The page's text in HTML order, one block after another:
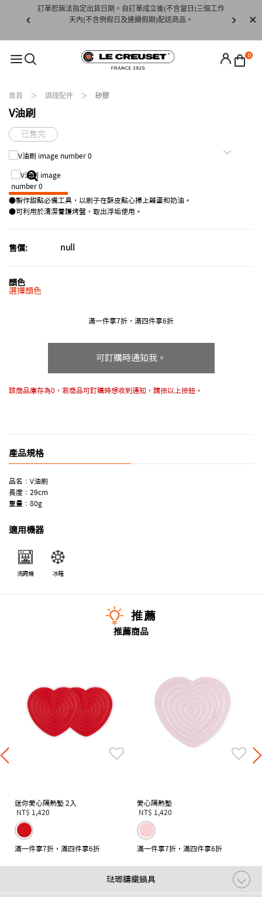
下水)，若
訂單恕無法指定出貨日期。自訂單成立後(不含當日)三個工作
天內(不含例假日及連續假期)配送商品。
請至
0
首頁 調理配件 矽膠
V油刷
已售完
●製作甜點必備工具，以刷子在酥皮點心掃上雞蛋和奶油。
●可利用於清潔養護烤盤，取出浮垢使用。
售價: null
顏色
選擇顏色
滿一件享7折，滿四件享6折
可訂購時通知我。
該商品庫存為0，若商品可訂購時想收到通知，請按以上按鈕。
產品規格
品名：V油刷
長度：29cm
重量：80g
適用機器
洗碗機 冰箱
推薦
推薦商品
迷你愛心隔熱墊 2入
NT$ 1,420
滿一件享7折，滿四件享6折
愛心隔熱墊
NT$ 1,420
滿一件享7折，滿四件享6折
琺瑯鑄鐵鍋具